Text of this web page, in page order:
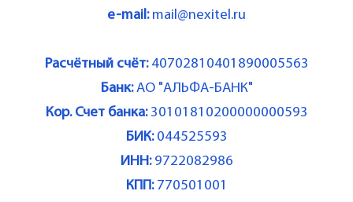
e-mail: mail@nexitel.ru
Расчётный счёт:40702810401890005563
Банк:АО "АЛЬФА-БАНК"
Кор. Счет банка:30101810200000000593
БИК:044525593
ИНН:9722082986
КПП:770501001